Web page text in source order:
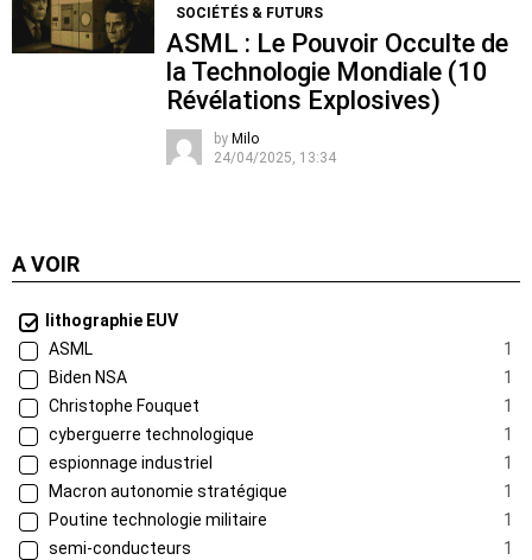
SOCIÉTÉS & FUTURS
ASML : Le Pouvoir Occulte de
la Technologie Mondiale (10
Révélations Explosives)
by Milo
24/04/2025, 13:34
A VOIR
lithographie EUV
ASML
1
Biden NSA
1
Christophe Fouquet
1
cyberguerre technologique
1
espionnage industriel
1
Macron autonomie stratégique
1
Poutine technologie militaire
1
semi-conducteurs
1